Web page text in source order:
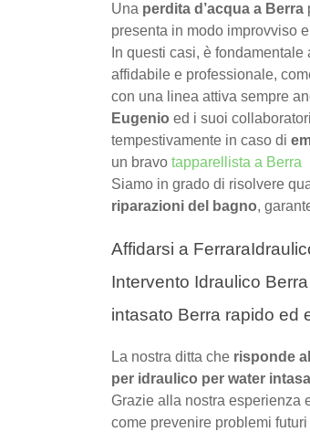
Una perdita d’acqua a Berra
presenta in modo improvviso
In questi casi, è
affidabile e professionale,
con una linea attiva sempre
Eugenio ed i suoi
tempestivamente in caso di
un bravo tapparellista a Berra
Siamo in grado di risolvere
riparazioni del bagno,
Affidarsi a
Intervento Idraulico
intasato Berra rapido ed
La nostra ditta che risponde al
per idraulico per water
Grazie alla nostra esperienza
come prevenire problemi